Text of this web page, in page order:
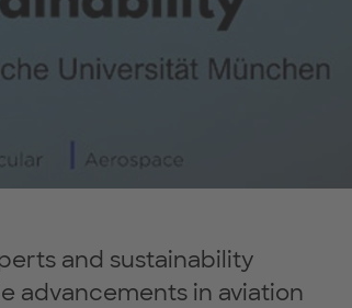
and sustainability
advancements in aviation